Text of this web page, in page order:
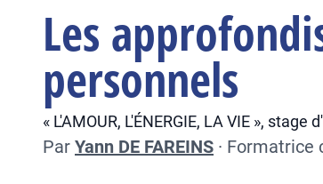
Les
personnels
« L'AMOUR, L'ÉNERGIE, LA VIE »,
Par Yann DE FAREINS · Formatrice